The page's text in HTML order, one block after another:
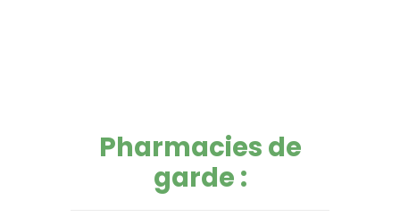
Pharmacies de
garde :